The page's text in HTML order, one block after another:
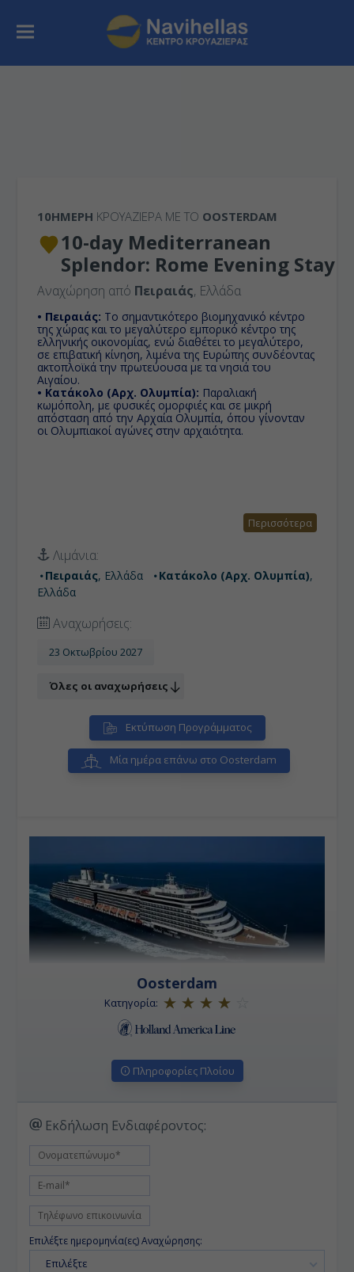
10ΉΜΕΡΗ ΚΡΟΥΑΖΙΕΡΑ ΜΕ ΤΟ OOSTERDAM
10-day Mediterranean
Splendor: Rome Evening Stay
Αναχώρηση από Πειραιάς, Ελλάδα
• Πειραιάς: Το σημαντικότερο βιομηχανικό κέντρο
της χώρας και το μεγαλύτερο εμπορικό κέντρο της
ελληνικής οικονομίας, ενώ διαθέτει το μεγαλύτερο,
σε επιβατική κίνηση, λιμένα της Ευρώπης συνδέοντας
ακτοπλοϊκά την πρωτεύουσα με τα νησιά του
Αιγαίου.
• Κατάκολο (Αρχ. Ολυμπία): Παραλιακή
κωμόπολη, με φυσικές ομορφιές και σε μικρή
απόσταση από την Αρχαία Ολυμπία, όπου γίνονταν
οι Ολυμπιακοί αγώνες στην αρχαιότητα.
Περισσότερα
Λιμάνια:
Πειραιάς, Ελλάδα Κατάκολο (Αρχ. Ολυμπία),
Ελλάδα
Αναχωρήσεις:
23 Οκτωβρίου 2027
Όλες οι αναχωρήσεις
Εκτύπωση Προγράμματος
Μία ημέρα επάνω στο Oosterdam
Oosterdam
Κατηγορία:
Πληροφορίες Πλοίου
Εκδήλωση Ενδιαφέροντος:
Επιλέξτε ημερομηνία(ες) Αναχώρησης:
Επιλέξτε